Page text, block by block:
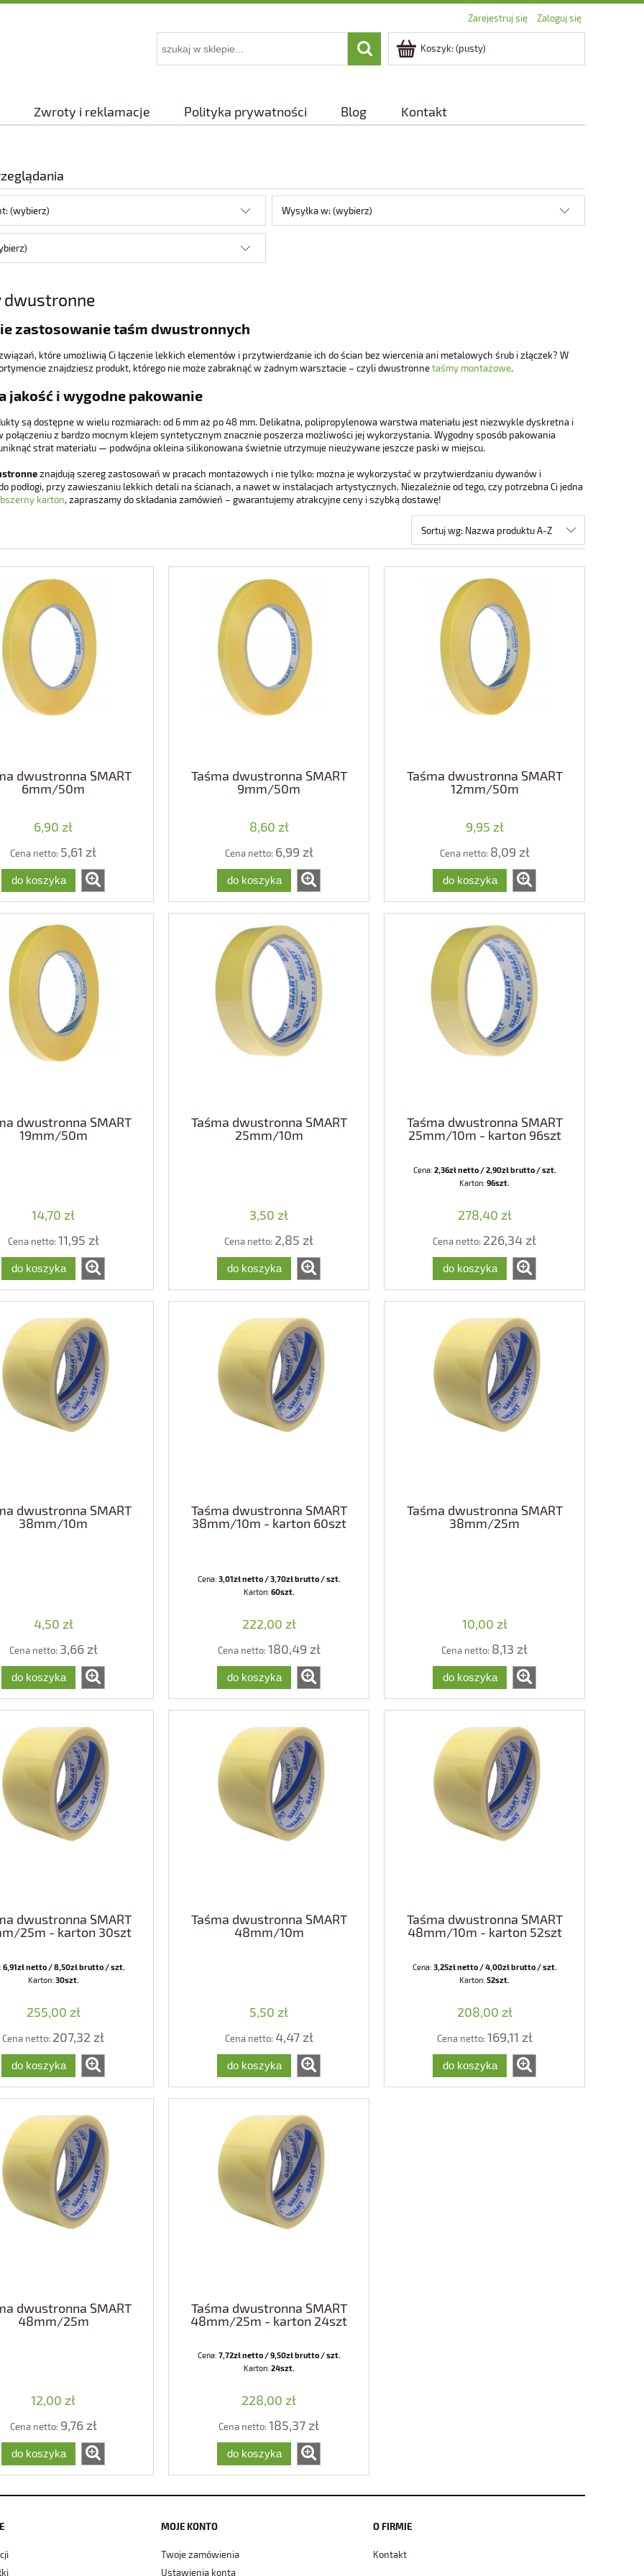
Zarejestruj się Zaloguj się
Koszyk: (pusty)
Zwroty i reklamacje Polityka prywatności Blog Kontakt
(wybierz) Wysyłka w: (wybierz)
dwustronne
zastosowanie taśm dwustronnych
które umożliwią Ci łączenie lekkich elementów i przytwierdzanie ich do ścian bez wiercenia ani metalowych śrub i złączek? W
znajdziesz produkt, którego nie może zabraknąć w żadnym warsztacie – czyli dwustronnetaśmy montażowe.
jakość i wygodne pakowanie
są dostępne w wielu rozmiarach: od 6 mm aż po 48 mm. Delikatna, polipropylenowa warstwa materiału jest niezwykle dyskretna i
połączeniu z bardzo mocnym klejem syntetycznym znacznie poszerza możliwości jej wykorzystania. Wygodny sposób pakowania
strat materiału — podwójna okleina silikonowana świetnie utrzymuje nieużywane jeszcze paski w miejscu.
znajdują szereg zastosowań w pracach montażowych i nie tylko: można je wykorzystać w przytwierdzaniu dywanów i
podłogi, przy zawieszaniu lekkich detali na ścianach, a nawet w instalacjach artystycznych. Niezależnie od tego, czy potrzebna Ci jedna
karton, zapraszamy do składania zamówień – gwarantujemy atrakcyjne ceny i szybką dostawę!
Sortuj wg: Nazwa produktu A-Z
dwustronna SMART
6mm/50m
6,90 zł
Cena netto: 5,61 zł
do koszyka
Taśma dwustronna SMART
9mm/50m
8,60 zł
Cena netto: 6,99 zł
do koszyka
Taśma dwustronna SMART
12mm/50m
9,95 zł
Cena netto: 8,09 zł
do koszyka
dwustronna SMART
19mm/50m
14,70 zł
Cena netto: 11,95 zł
do koszyka
Taśma dwustronna SMART
25mm/10m
3,50 zł
Cena netto: 2,85 zł
do koszyka
Taśma dwustronna SMART
25mm/10m - karton 96szt
Cena: 2,36zł netto / 2,90zł brutto / szt.
Karton: 96szt.
278,40 zł
Cena netto: 226,34 zł
do koszyka
dwustronna SMART
38mm/10m
4,50 zł
Cena netto: 3,66 zł
do koszyka
Taśma dwustronna SMART
38mm/10m - karton 60szt
Cena: 3,01zł netto / 3,70zł brutto / szt.
Karton: 60szt.
222,00 zł
Cena netto: 180,49 zł
do koszyka
Taśma dwustronna SMART
38mm/25m
10,00 zł
Cena netto: 8,13 zł
do koszyka
dwustronna SMART
25m - karton 30szt
6,91zł netto / 8,50zł brutto / szt.
Karton: 30szt.
255,00 zł
Cena netto: 207,32 zł
do koszyka
Taśma dwustronna SMART
48mm/10m
5,50 zł
Cena netto: 4,47 zł
do koszyka
Taśma dwustronna SMART
48mm/10m - karton 52szt
Cena: 3,25zł netto / 4,00zł brutto / szt.
Karton: 52szt.
208,00 zł
Cena netto: 169,11 zł
do koszyka
dwustronna SMART
48mm/25m
12,00 zł
Cena netto: 9,76 zł
do koszyka
Taśma dwustronna SMART
48mm/25m - karton 24szt
Cena: 7,72zł netto / 9,50zł brutto / szt.
Karton: 24szt.
228,00 zł
Cena netto: 185,37 zł
do koszyka
MOJE KONTO
Twoje zamówienia
Ustawienia konta
O FIRMIE
Kontakt